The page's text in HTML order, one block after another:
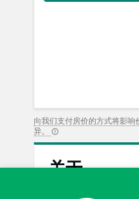
向我们支付房价的方式将影
异。
关于